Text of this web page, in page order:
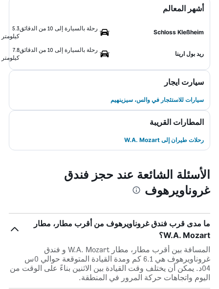
أشهر المعالم
Schloss Kleßheim
رحلة بالسيارة إلى 10 من الدقائق
5.3
كيلومتر
ريد بول ارينا
رحلة بالسيارة إلى 10 من الدقائق
7.8
كيلومتر
سيارت ايجار
سيارات للاستئجار في والس، سيزينهيم
المطارات القريبة
رحلات طيران إلى W.A. Mozart
الأسئلة الشائعة عند حجز فندق
غروناويرهوف
ما مدى قرب فندق غروناويرهوف من أقرب مطار، مطار
W.A. Mozart؟
المسافة بين أقرب مطار، مطار W.A. Mozart و فندق
غروناويرهوف هي 6.1 كم ومدة القيادة المتوقعة حوالي 0س
04د. يمكن أن يختلف وقت القيادة بين الاثنين بناءً على الوقت من
اليوم واتجاهات حركة المرور في المنطقة.